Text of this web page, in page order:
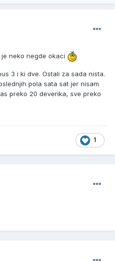
neko negde okaci
3 i ki dve. Ostali za sada nista.
pola sata sat jer nisam
preko 20 deverika, sve preko
1